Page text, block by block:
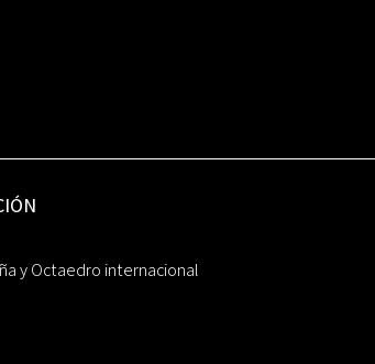
y Octaedro internacional